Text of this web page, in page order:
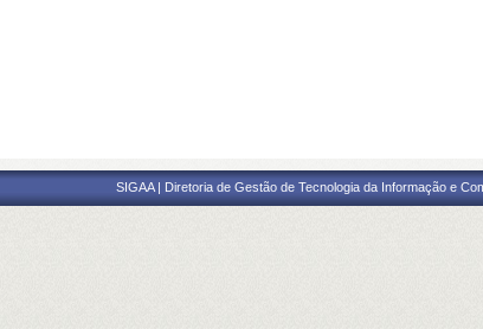
SIGAA | Diretoria de Gestão de Tecnologia da Informação e